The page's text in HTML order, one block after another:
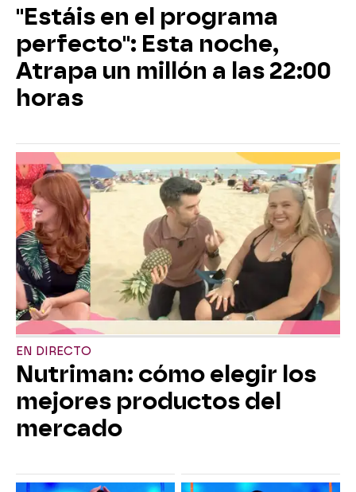
"Estáis en el programa
perfecto": Esta noche,
Atrapa un millón a las 22:00
horas
EN DIRECTO
Nutriman: cómo elegir los
mejores productos del
mercado